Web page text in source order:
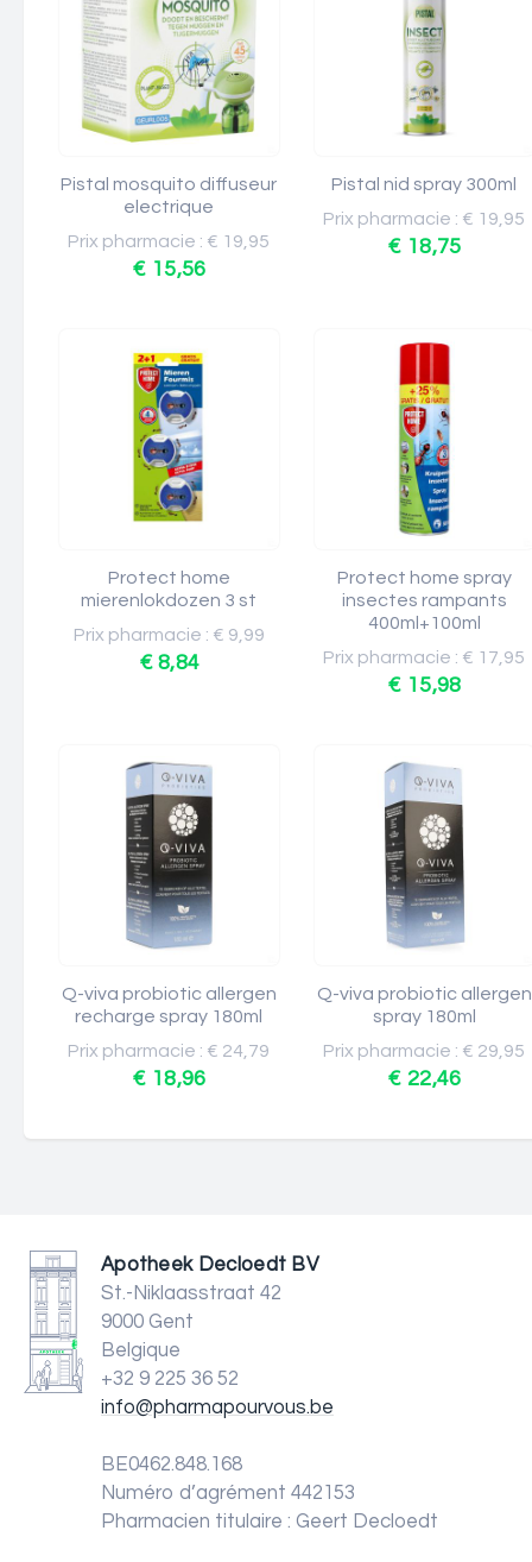
Pistal mosquito diffuseur
electrique
Prix pharmacie : € 19,95
€ 15,56
Pistal nid spray 300ml
Prix pharmacie : € 19,95
€ 18,75
Protect home
mierenlokdozen 3 st
Prix pharmacie : € 9,99
€ 8,84
Protect home spray
insectes rampants
400ml+100ml
Prix pharmacie : € 17,95
€ 15,98
Q-viva probiotic allergen
recharge spray 180ml
Prix pharmacie : € 24,79
€ 18,96
Q-viva probiotic allergen
spray 180ml
Prix pharmacie : € 29,95
€ 22,46
Apotheek Decloedt BV
St.-Niklaasstraat 42
9000 Gent
Belgique
+32 9 225 36 52
info@pharmapourvous.be
BE0462.848.168
Numéro d’agrément 442153
Pharmacien titulaire : Geert Decloedt